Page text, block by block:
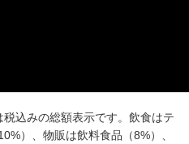
込みの総額表示です。飲食はテ
）、物販は飲料食品（8%）、